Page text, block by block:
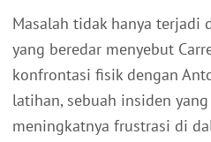
Masalah tidak hanya terjadi
yang beredar menyebut
konfrontasi fisik dengan
latihan, sebuah insiden
meningkatnya frustrasi di